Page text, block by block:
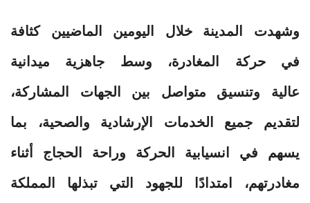
وشهدت المدينة خلال اليومين الماضيين كثافة
في حركة المغادرة، وسط جاهزية ميدانية
عالية وتنسيق متواصل بين الجهات المشاركة،
لتقديم جميع الخدمات الإرشادية والصحية، بما
يسهم في انسيابية الحركة وراحة الحجاج أثناء
مغادرتهم، امتدادًا للجهود التي تبذلها المملكة